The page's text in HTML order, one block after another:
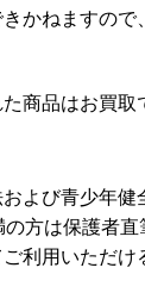
かねますので
商品はお買取
よび青少年健
方は保護者直
利用いただけ